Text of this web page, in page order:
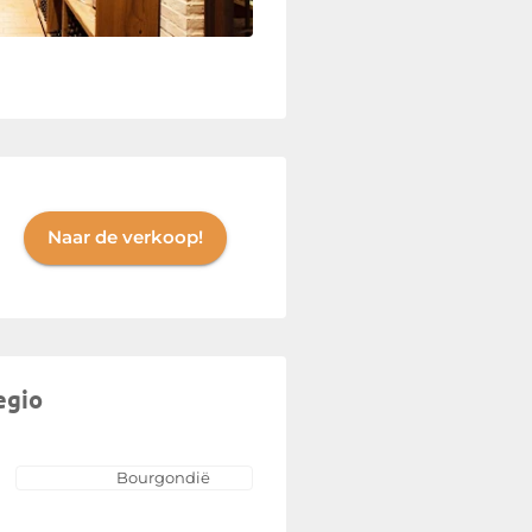
Naar de verkoop!
Bourgondië